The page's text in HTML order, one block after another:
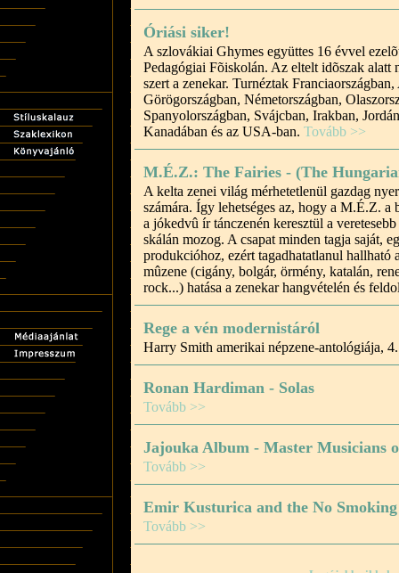
Óriási siker!
A szlovákiai Ghymes együttes 16 évvel
Pedagógiai Fõiskolán. Az eltelt idõszak alatt
szert a zenekar. Turnéztak
Görögországban, Németországban,
Spanyolországban, Svájcban, Irakban,
Kanadában és az USA-ban. Tovább >>
M.É.Z.: The Fairies - (The
A kelta zenei világ mérhetetlenül gazdag
számára. Így lehetséges az, hogy a M.É.Z. a
a jókedvû ír tánczenén keresztül a
skálán mozog. A csapat minden tagja saját,
produkcióhoz, ezért tagadhatatlanul hallható
mûzene (cigány, bolgár, örmény, katalán,
rock...) hatása a zenekar hangvételén és
Rege a vén modernistáról
Harry Smith amerikai népzene-antológiája,
Ronan Hardiman - Solas
Tovább >>
Jajouka Album - Master Musicians
Tovább >>
Emir Kusturica and the No
Tovább >>